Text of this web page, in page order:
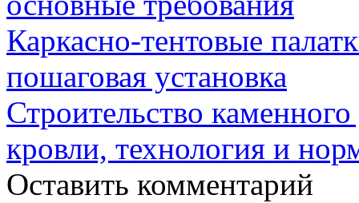
Каркасно-тентовые
пошаговая установка
Строительство
кровли, технология и
Оставить комментарий